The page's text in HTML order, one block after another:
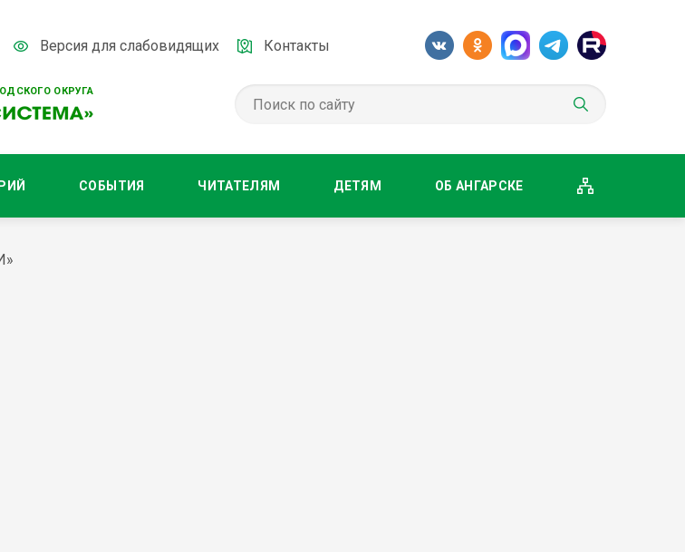
ОКРУГА
Версия для слабовидящих Контакты
СОБЫТИЯ ЧИТАТЕЛЯМ ДЕТЯМ ОБ АНГАРСКЕ